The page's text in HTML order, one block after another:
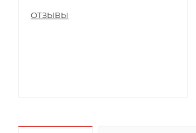
ОТЗЫВЫ